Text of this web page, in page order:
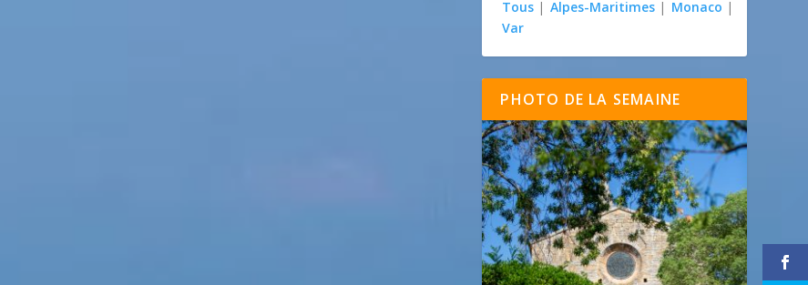
Tous | Alpes-Maritimes | Monaco |
Var
PHOTO DE LA SEMAINE